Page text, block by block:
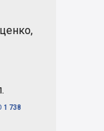
1 738